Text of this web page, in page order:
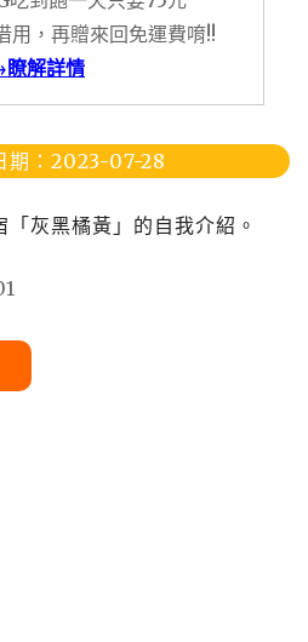
用，再贈來回免運費唷!!
解詳情
期：2023-07-28
灰黑橘黃」的自我介紹。